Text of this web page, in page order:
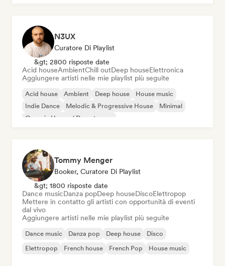
N3UX
Curatore Di Playlist
&gt; 2800 risposte date
Acid houseAmbientChill outDeep houseElettronica
Aggiungere artisti nelle mie playlist più seguite
Acid house Ambient Deep house
House music
Indie Dance
Melodic & Progressive House
Minimal
Organic House / Downtempo
Tommy Menger
Booker, Curatore Di Playlist
&gt; 1800 risposte date
Dance musicDanza popDeep houseDiscoElettropop
Mettere in contatto gli artisti con opportunità di eventi
dal vivo
Aggiungere artisti nelle mie playlist più seguite
Dance music Danza pop Deep house
Disco
Elettropop
French house French Pop House music